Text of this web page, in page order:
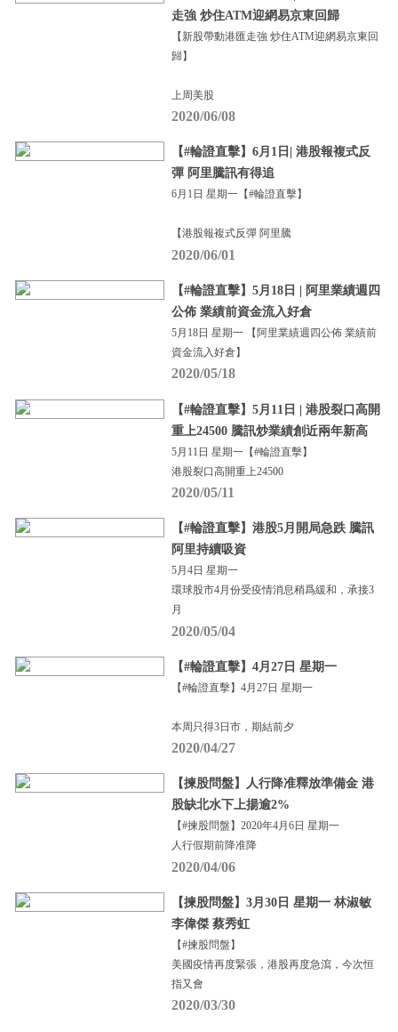
走強 炒住ATM迎網易京東回歸
【新股帶動港匯走強 炒住ATM迎網易京東回
歸】
上周美股
2020/06/08
【#輪證直擊】6月1日| 港股報複式反
彈 阿里騰訊有得追
6月1日 星期一【#輪證直擊】
【港股報複式反彈 阿里騰
2020/06/01
【#輪證直擊】5月18日 | 阿里業績週四
公佈 業績前資金流入好倉
5月18日 星期一 【阿里業績週四公佈 業績前
資金流入好倉】
2020/05/18
【#輪證直擊】5月11日 | 港股裂口高開
重上24500 騰訊炒業績創近兩年新高
5月11日 星期一【#輪證直擊】
港股裂口高開重上24500
2020/05/11
【#輪證直擊】港股5月開局急跌 騰訊
阿里持續吸資
5月4日 星期一
環球股市4月份受疫情消息稍爲緩和，承接3
月
2020/05/04
【#輪證直擊】4月27日 星期一
【#輪證直擊】4月27日 星期一
本周只得3日市，期結前夕
2020/04/27
【揀股問盤】人行降准釋放準備金 港
股缺北水下上揚逾2%
【#揀股問盤】2020年4月6日 星期一
人行假期前降准降
2020/04/06
【揀股問盤】3月30日 星期一 林淑敏
李偉傑 蔡秀虹
【#揀股問盤】
美國疫情再度緊張，港股再度急瀉，今次恒
指又會
2020/03/30